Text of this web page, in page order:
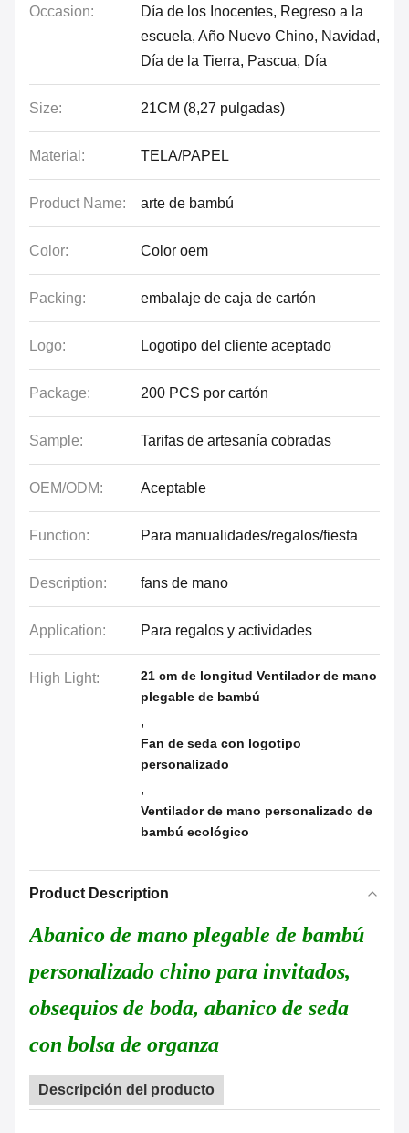
Occasion:
Día de los Inocentes, Regreso a la
escuela, Año Nuevo Chino, Navidad,
Día de la Tierra, Pascua, Día
Size: 21CM (8,27 pulgadas)
Material: TELA/PAPEL
Product Name: arte de bambú
Color: Color oem
Packing: embalaje de caja de cartón
Logo: Logotipo del cliente aceptado
Package: 200 PCS por cartón
Sample: Tarifas de artesanía cobradas
OEM/ODM: Aceptable
Function: Para manualidades/regalos/fiesta
Description: fans de mano
Application: Para regalos y actividades
High Light:
21 cm de longitud Ventilador de mano
plegable de bambú
,
Fan de seda con logotipo
personalizado
,
Ventilador de mano personalizado de
bambú ecológico
Product Description
Abanico de mano plegable de bambú
personalizado chino para invitados,
obsequios de boda, abanico de seda
con bolsa de organza
Descripción del producto